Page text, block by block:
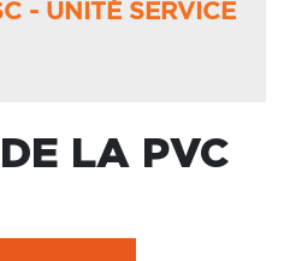
- UNITÉ SERVICE
LA PVC